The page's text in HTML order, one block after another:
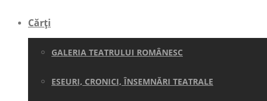
Cărți
GALERIA TEATRULUI ROMÂNESC
ESEURI, CRONICI, ÎNSEMNĂRI TEATRALE